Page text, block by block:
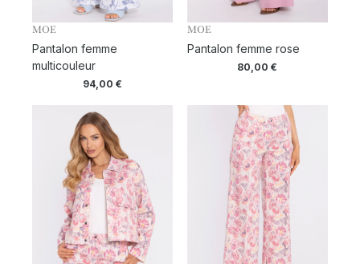
MOE
Pantalon femme
multicouleur
94,00€
MOE
Pantalon femme rose
80,00€